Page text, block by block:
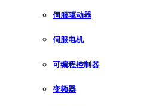
伺服驱动器
伺服电机
可编程控制器
变频器